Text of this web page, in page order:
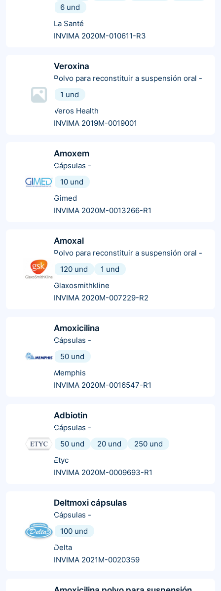
6 und
La Santé
INVIMA 2020M-010611-R3
Veroxina
Polvo para reconstituir a suspensión oral -
1 und
Veros Health
INVIMA 2019M-0019001
Amoxem
Cápsulas -
10 und
Gimed
INVIMA 2020M-0013266-R1
Amoxal
Polvo para reconstituir a suspensión oral -
120 und
1 und
Glaxosmithkline
INVIMA 2020M-007229-R2
Amoxicilina
Cápsulas -
50 und
Memphis
INVIMA 2020M-0016547-R1
Adbiotin
Cápsulas -
50 und
20 und
250 und
Etyc
INVIMA 2020M-0009693-R1
Deltmoxi cápsulas
Cápsulas -
100 und
Delta
INVIMA 2021M-0020359